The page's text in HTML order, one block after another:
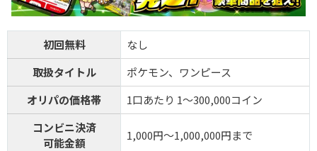
初回無料
なし
取扱タイトル
ポケモン、ワンピース
オリパの価格帯
1口あたり 1～300,000コイン
コンビニ決済
可能金額
1,000円～1,000,000円まで